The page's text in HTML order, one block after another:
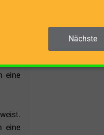
eine
eine
Nächste